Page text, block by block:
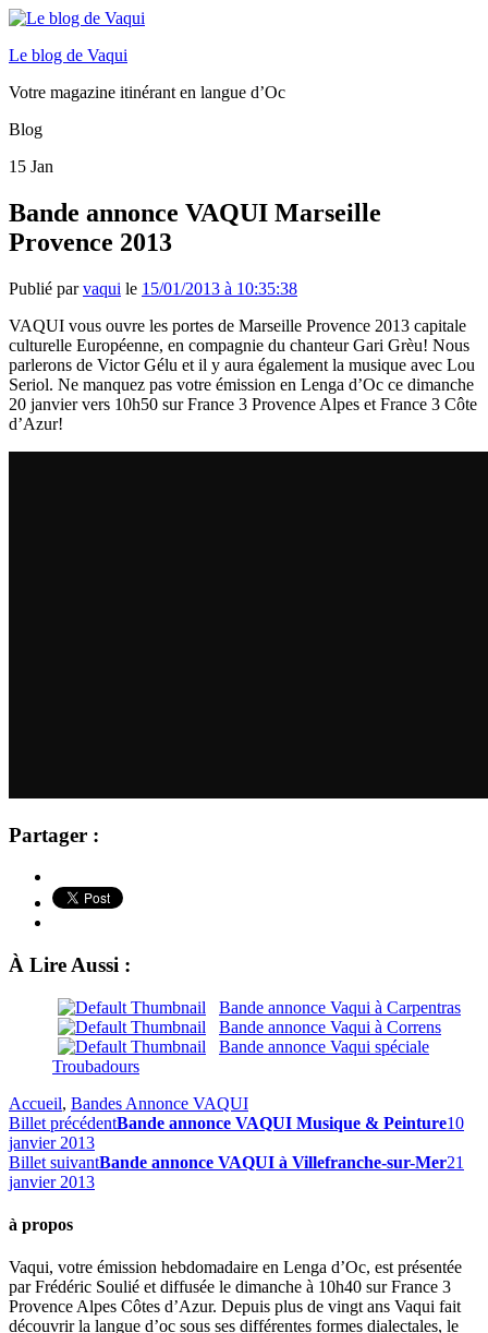
Le blog de Vaqui
Votre magazine itinérant en langue d’Oc
Blog
15 Jan
Bande annonce VAQUI Marseille
Provence 2013
Publié parvaqui le 15/01/2013 à 10:35:38
VAQUI vous ouvre les portes de Marseille Provence 2013 capitale
culturelle Européenne, en compagnie du chanteur Gari Grèu! Nous
parlerons de Victor Gélu et il y aura également la musique avec Lou
Seriol. Ne manquez pas votre émission en Lenga d’Oc ce dimanche
20 janvier vers 10h50 sur France 3 Provence Alpes et France 3 Côte
d’Azur!
Partager :
À Lire Aussi :
Bande annonce Vaqui à Carpentras
Bande annonce Vaqui à Correns
Bande annonce Vaqui spéciale
Troubadours
Accueil, Bandes Annonce VAQUI
Billet précédentBande annonce VAQUI Musique & Peinture10
janvier 2013
Billet suivantBande annonce VAQUI à Villefranche-sur-Mer21
janvier 2013
à propos
Vaqui, votre émission hebdomadaire en Lenga d’Oc, est présentée
par Frédéric Soulié et diffusée le dimanche à 10h40 sur France 3
Provence Alpes Côtes d’Azur. Depuis plus de vingt ans Vaqui fait
découvrir la langue d’oc sous ses différentes formes dialectales, le